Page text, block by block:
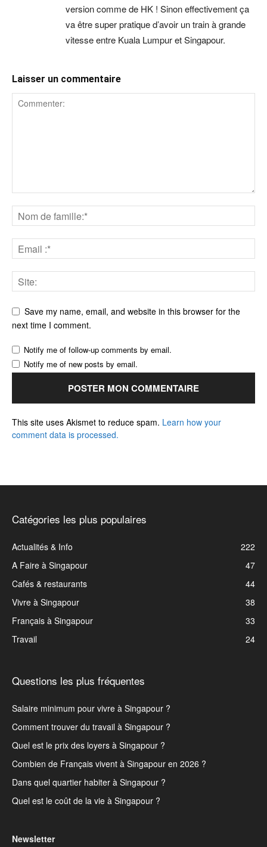
version comme de HK ! Sinon effectivement ça
va être super pratique d’avoir un train à grande
vitesse entre Kuala Lumpur et Singapour.
Laisser un commentaire
Save my name, email, and website in this browser for the
next time I comment.
Notify me of follow-up comments by email.
Notify me of new posts by email.
This site uses Akismet to reduce spam. Learn how your
comment data is processed.
Catégories les plus populaires
Actualités & Info
222
A Faire à Singapour
47
Cafés & restaurants
44
Vivre à Singapour
38
Français à Singapour
33
Travail
24
Questions les plus fréquentes
Salaire minimum pour vivre à Singapour ?
Comment trouver du travail à Singapour ?
Quel est le prix des loyers à Singapour ?
Combien de Français vivent à Singapour en 2026 ?
Dans quel quartier habiter à Singapour ?
Quel est le coût de la vie à Singapour ?
Newsletter